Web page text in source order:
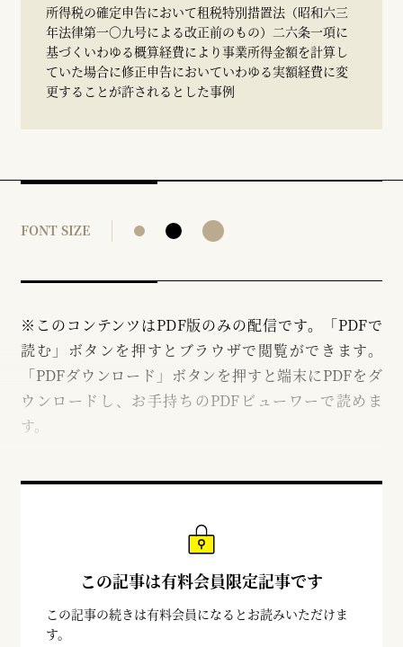
所得税の確定申告において租税特別措置法（昭和六三
年法律第一〇九号による改正前のもの）二六条一項に
基づくいわゆる概算経費により事業所得金額を計算し
ていた場合に修正申告においていわゆる実額経費に変
更することが許されるとした事例
FONT SIZE
※このコンテンツはPDF版のみの配信です。「PDFで
読む」ボタンを押すとブラウザで閲覧ができます。
「PDFダウンロード」ボタンを押すと端末にPDFをダ
ウンロードし、お手持ちのPDFビューワーで読めま
す。
この記事は有料会員限定記事です
この記事の続きは有料会員になるとお読みいただけま
す。